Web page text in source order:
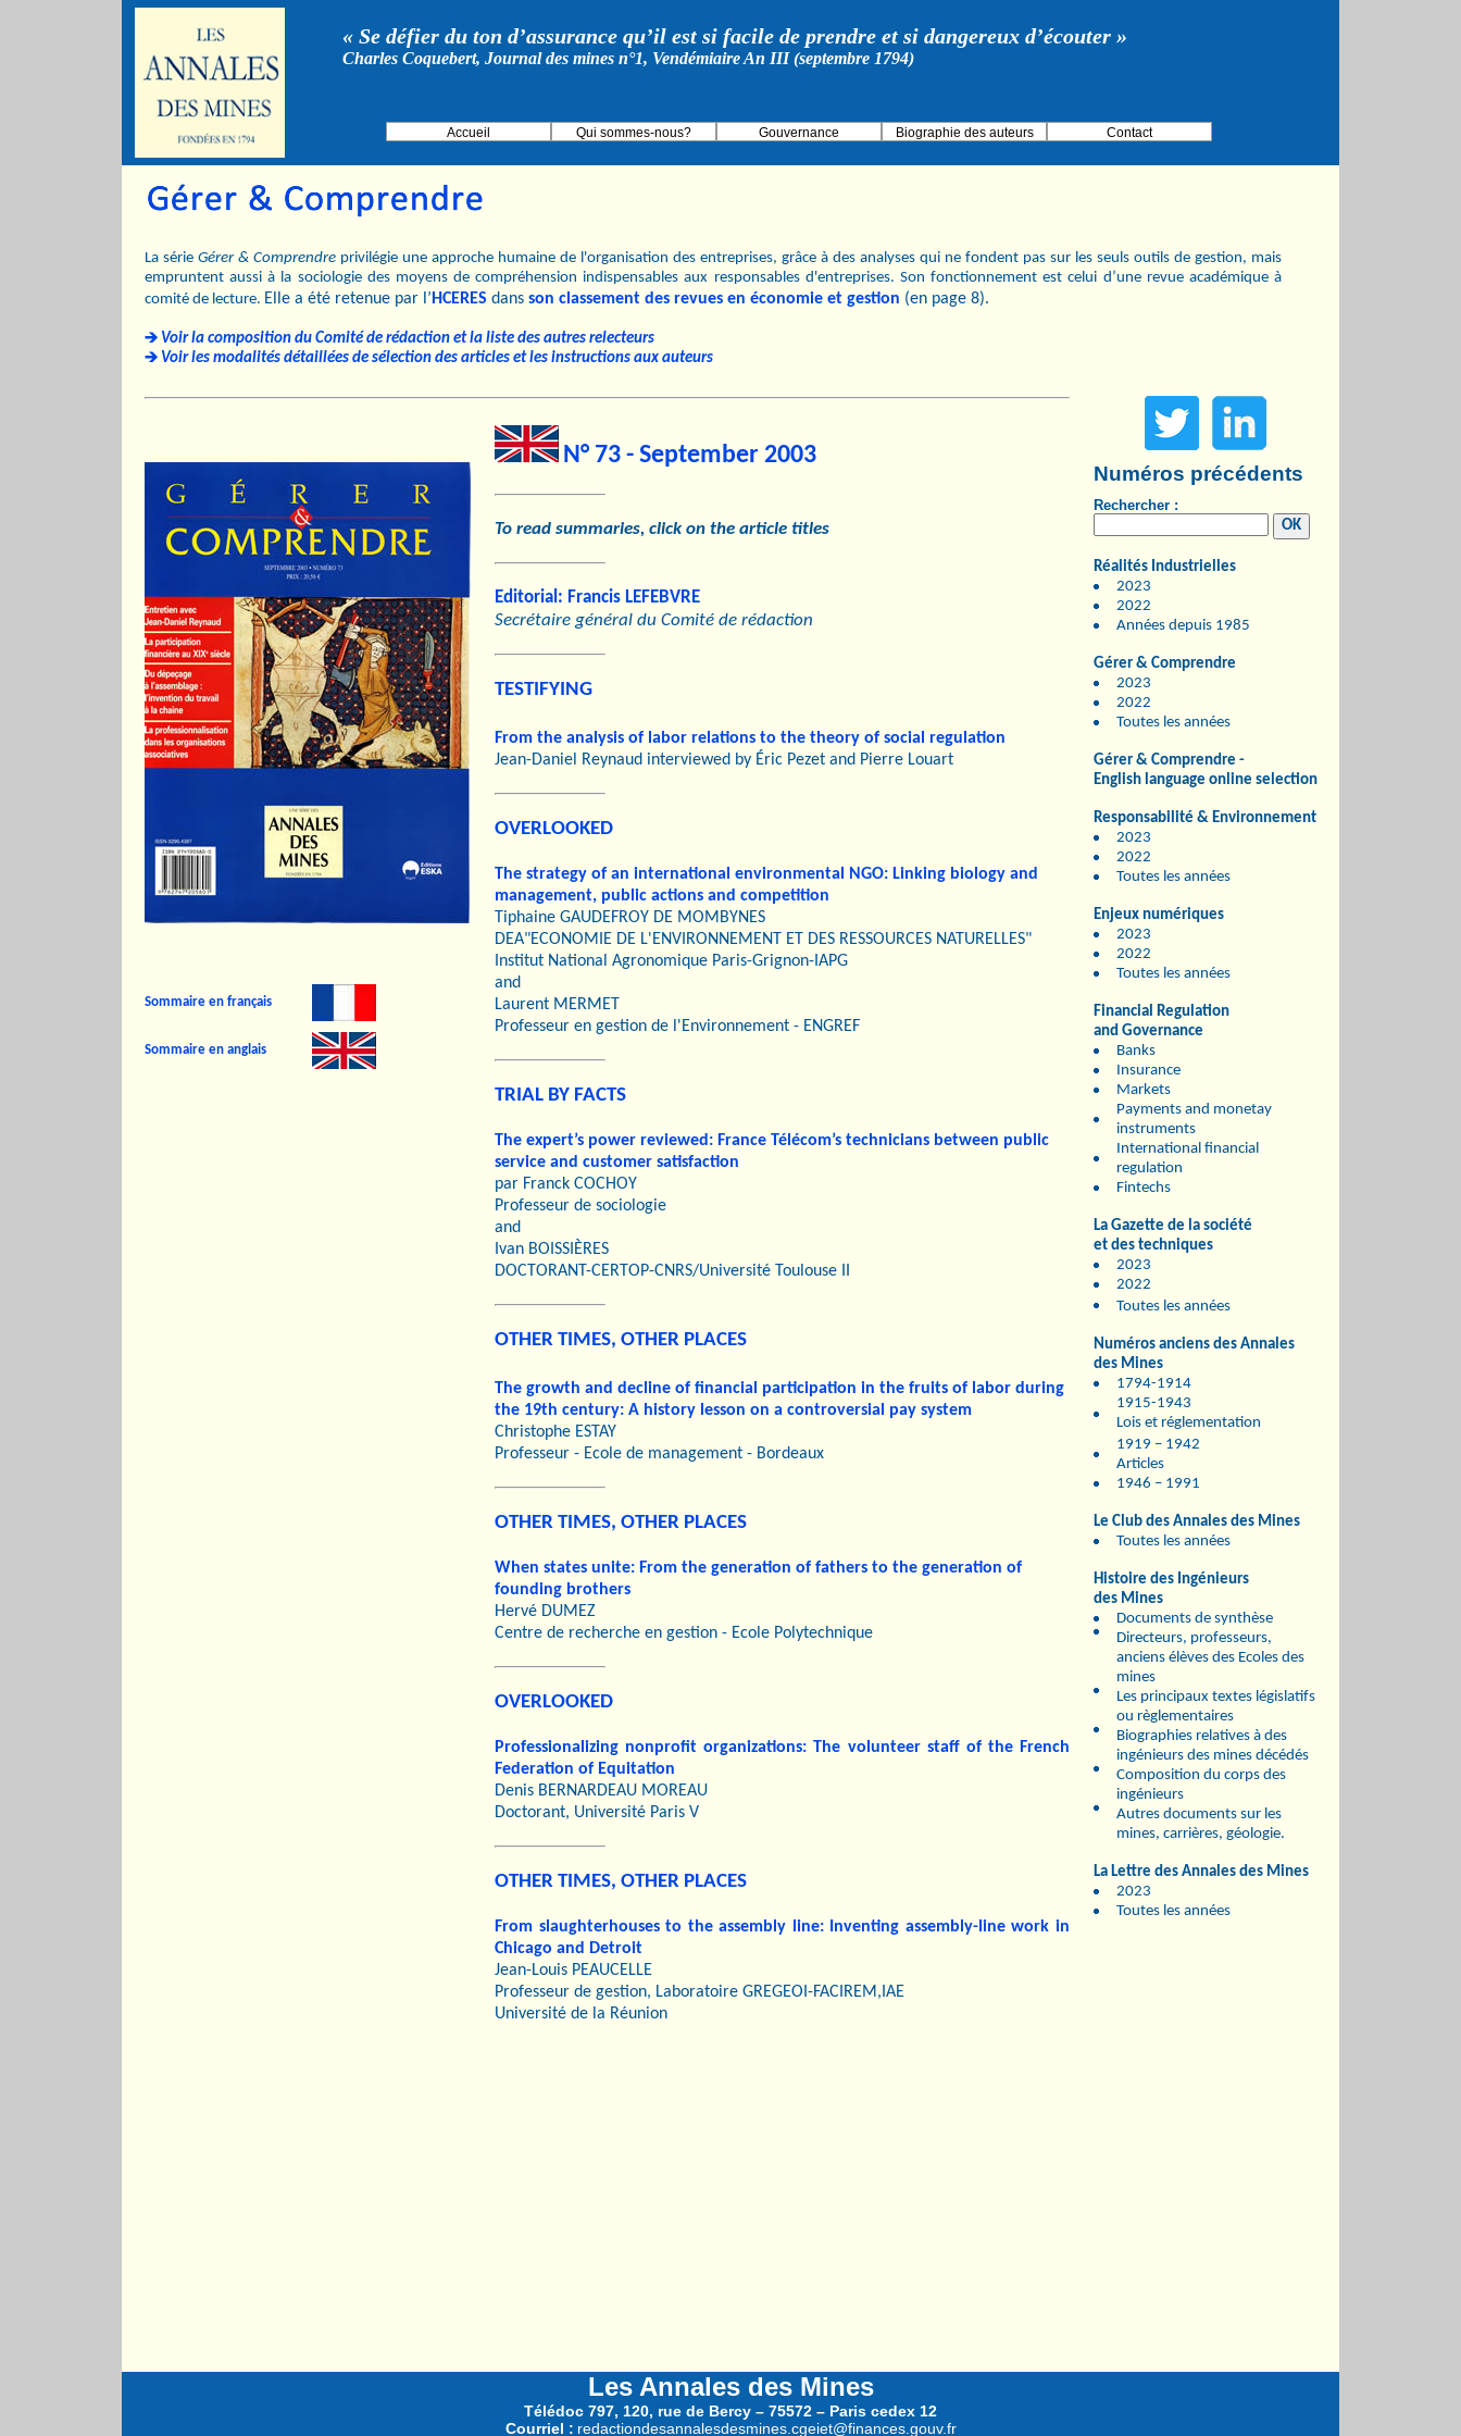
« Se défier du ton d’assurance qu’il est si facile de prendre et si dangereux d’écouter »
Charles Coquebert, Journal des mines n°1, Vendémiaire An III (septembre 1794)
Accueil Qui sommes-nous? Gouvernance Biographie des auteurs Contact
La série Gérer & Comprendre privilégie une approche humaine de l'organisation des entreprises, grâce à des analyses qui ne fondent pas sur les seuls outils de gestion, mais
empruntent aussi à la sociologie des moyens de compréhension indispensables aux responsables d'entreprises. Son fonctionnement est celui d’une revue académique à
comité de lecture. Elle a été retenue par l’ HCERES dans son classement des revues en économie et gestion (en page 8).
Voir la composition du Comité de rédaction et la liste des autres relecteurs
Voir les modalités détaillées de sélection des articles et les instructions aux auteurs
Numéros précédents
Rechercher :
Réalités Industrielles
2023
2022
Années depuis 1985
Gérer & Comprendre
2023
2022
Toutes les années
Gérer & Comprendre -
English language online selection
Responsabilité & Environnement
2023
2022
Toutes les années
Enjeux numériques
2023
2022
Toutes les années
Financial Regulation
and Governance
Banks
Insurance
Markets
Payments and monetay
instruments
International financial
regulation
Fintechs
La Gazette de la société
et des techniques
2023
2022
Toutes les années
Numéros anciens des Annales
des Mines
1794-1914
1915-1943
Lois et réglementation
1919 – 1942
Articles
1946 – 1991
Le Club des Annales des Mines
Toutes les années
Histoire des Ingénieurs
des Mines
Documents de synthèse
Directeurs, professeurs,
anciens élèves des Ecoles des
mines
Les principaux textes législatifs
ou règlementaires
Biographies relatives à des
ingénieurs des mines décédés
Composition du corps des
ingénieurs
Autres documents sur les
mines, carrières, géologie.
La Lettre des Annales des Mines
2023
Toutes les années
Sommaire en français
Sommaire en anglais
N° 73 - September 2003
To read summaries, click on the article titles
Editorial: Francis LEFEBVRE
Secrétaire général du Comité de rédaction
TESTIFYING
From the analysis of labor relations to the theory of social regulation
Jean-Daniel Reynaud interviewed by Éric Pezet and Pierre Louart
OVERLOOKED
The strategy of an international environmental NGO: Linking biology and
management, public actions and competition
Tiphaine GAUDEFROY DE MOMBYNES
DEA"ECONOMIE DE L'ENVIRONNEMENT ET DES RESSOURCES NATURELLES"
Institut National Agronomique Paris-Grignon-IAPG
and
Laurent MERMET
Professeur en gestion de l'Environnement - ENGREF
TRIAL BY FACTS
The expert’s power reviewed: France Télécom’s technicians between public
service and customer satisfaction
par Franck COCHOY
Professeur de sociologie
and
Ivan BOISSIÈRES
DOCTORANT-CERTOP-CNRS/Université Toulouse II
OTHER TIMES, OTHER PLACES
The growth and decline of financial participation in the fruits of labor during
the 19th century: A history lesson on a controversial pay system
Christophe ESTAY
Professeur - Ecole de management - Bordeaux
OTHER TIMES, OTHER PLACES
When states unite: From the generation of fathers to the generation of
founding brothers
Hervé DUMEZ
Centre de recherche en gestion - Ecole Polytechnique
OVERLOOKED
Professionalizing nonprofit organizations: The volunteer staff of the French
Federation of Equitation
Denis BERNARDEAU MOREAU
Doctorant, Université Paris V
OTHER TIMES, OTHER PLACES
From slaughterhouses to the assembly line: Inventing assembly-line work in
Chicago and Detroit
Jean-Louis PEAUCELLE
Professeur de gestion, Laboratoire GREGEOI-FACIREM,IAE
Université de la Réunion
Les Annales des Mines
Télédoc 797, 120, rue de Bercy – 75572 – Paris cedex 12
Courriel : redactiondesannalesdesmines.cgeiet@finances.gouv.fr